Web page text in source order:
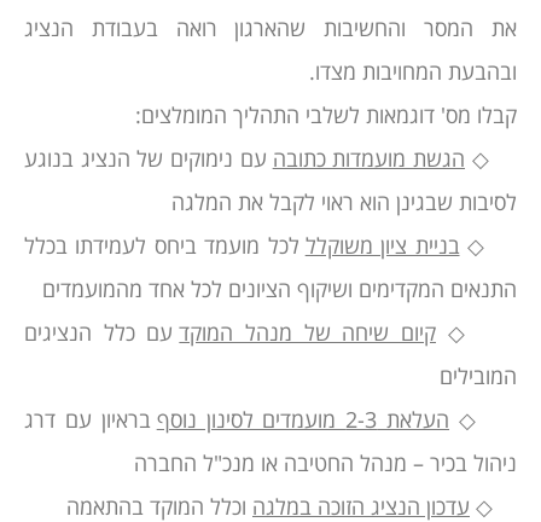
את המסר והחשיבות שהארגון רואה בעבודת הנציג
ובהבעת המחויבות מצדו.
קבלו מס' דוגמאות לשלבי התהליך המומלצים:
◇ הגשת מועמדות כתובה עם נימוקים של הנציג בנוגע
לסיבות שבגינן הוא ראוי לקבל את המלגה
◇ בניית ציון משוקלל לכל מועמד ביחס לעמידתו בכלל
התנאים המקדימים ושיקוף הציונים לכל אחד מהמועמדים
◇ קיום שיחה של מנהל המוקדעם כלל הנציגים
המובילים
◇ העלאת 2-3 מועמדים לסינון נוסף
בראיון עם דרג
ניהול בכיר – מנהל החטיבה או מנכ"ל החברה
◇ עדכון הנציג הזוכה במלגה וכלל המוקד בהתאמה